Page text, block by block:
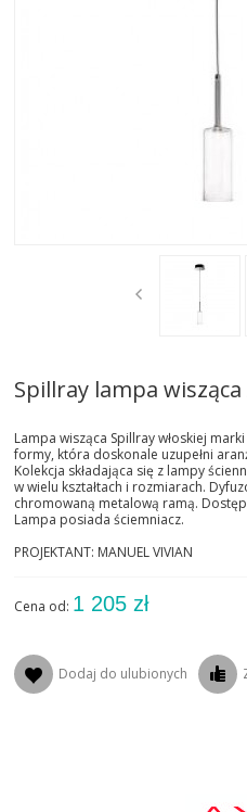
Spillray lampa
Lampa wisząca Spillray włoskiej
formy, która doskonale uzupełni
Kolekcja składająca się z lampy
w wielu kształtach i rozmiarach.
chromowaną metalową ramą.
Lampa posiada ściemniacz.
PROJEKTANT: MANUEL VIVIAN
Cena od: 1 205 zł
Dodaj do ulubionych